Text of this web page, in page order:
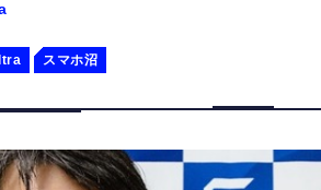
スマホ沼